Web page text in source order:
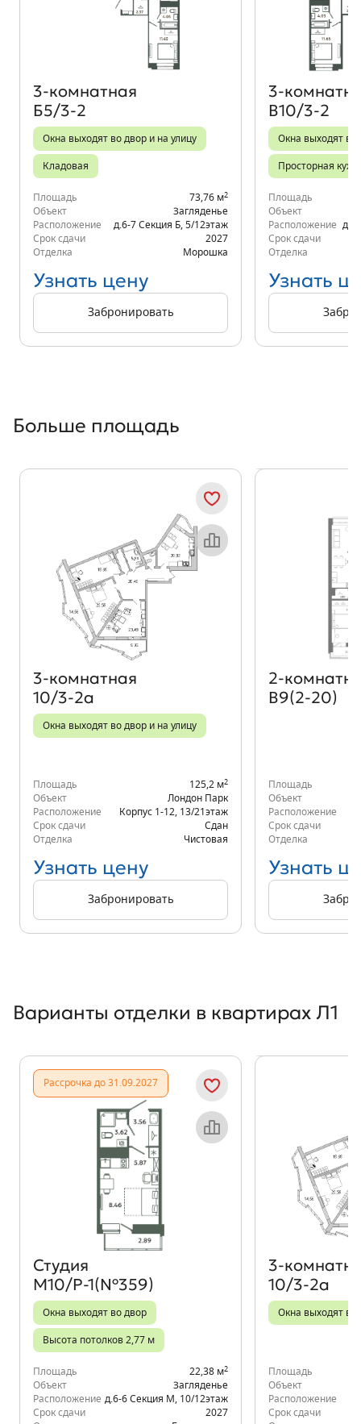
Объект месяца
3‑комнатная
Б5/3-2
Окна выходят во двор и на улицу
Кладовая
Площадь 73,76 м2
Объект
Загляденье
Расположение
д.6-7 Секция Б 5/12этаж
Срок сдачи
2027
Отделка
Морошка
Узнать цену
Забронировать
В10/3-2
Окна выходят во
Просторная
Площадь
Объект
Расположение
Срок сдачи
Отделка
Узнать
Больше площадь
3‑комнатная
10/3-2а
Окна выходят во двор и на улицу
Площадь 125,2 м2
Объект
Лондон Парк
Расположение
Корпус 1-12 13/21 этаж
Срок сдачи
Сдан
Отделка
Чистовая
Узнать цену
Забронировать
В9(2-20)
Площадь
Объект
Расположение
Срок сдачи
Отделка
Узнать
Варианты отделки в квартирах Л1
Рассрочка до 31.09.2027
Объект месяца
Студия
М10/Р-1(№359)
Окна выходят во двор
Высота потолков 2,77 м
Площадь 22,38 м2
Объект
Загляденье
Расположение д.6-6 Секция М 10/12этаж
Срок сдачи
2027
10/3-2а
Окна выходят во
Площадь
Объект
Расположение
Срок сдачи